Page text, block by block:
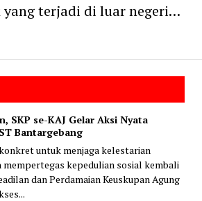
SKP se-KAJ Gelar Aksi Nyata
Bantargebang
untuk menjaga kelestarian
kepedulian sosial kembali
dan Perdamaian Keuskupan Agung
terjadi di luar negeri…